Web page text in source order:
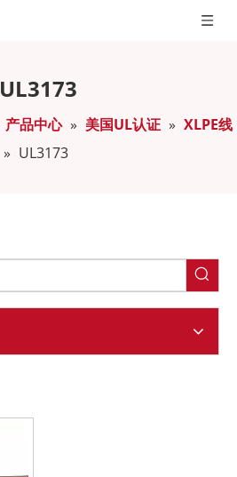
UL3173
产品中心 » 美国UL认证 » XLPE线
» UL3173